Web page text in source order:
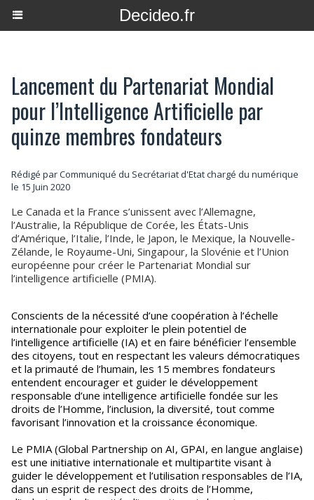
Decideo.fr
Lancement du Partenariat Mondial
pour l’Intelligence Artificielle par
quinze membres fondateurs
Rédigé par Communiqué du Secrétariat d'Etat chargé du numérique
le 15 Juin 2020
Le Canada et la France s’unissent avec l’Allemagne,
l’Australie, la République de Corée, les États-Unis
d’Amérique, l’Italie, l’Inde, le Japon, le Mexique, la Nouvelle-
Zélande, le Royaume-Uni, Singapour, la Slovénie et l’Union
européenne pour créer le Partenariat Mondial sur
l’intelligence artificielle (PMIA).
Conscients de la nécessité d’une coopération à l’échelle
internationale pour exploiter le plein potentiel de
l’intelligence artificielle (IA) et en faire bénéficier l’ensemble
des citoyens, tout en respectant les valeurs démocratiques
et la primauté de l’humain, les 15 membres fondateurs
entendent encourager et guider le développement
responsable d’une intelligence artificielle fondée sur les
droits de l’Homme, l’inclusion, la diversité, tout comme
favorisant l’innovation et la croissance économique.
Le PMIA (Global Partnership on AI, GPAI, en langue anglaise)
est une initiative internationale et multipartite visant à
guider le développement et l’utilisation responsables de l’IA,
dans un esprit de respect des droits de l’Homme,